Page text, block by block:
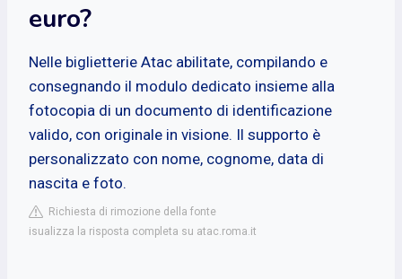
euro?
Nelle biglietterie Atac abilitate, compilando e
consegnando il modulo dedicato insieme alla
fotocopia di un documento di identificazione
valido, con originale in visione. Il supporto è
personalizzato con nome, cognome, data di
nascita e foto.
Richiesta di rimozione della fonte
isualizza la risposta completa su atac.roma.it